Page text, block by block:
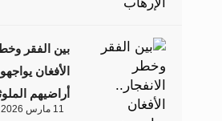
بين الفقر
الأفغان
أراضيهم
11 مارس 2026 - 11:19